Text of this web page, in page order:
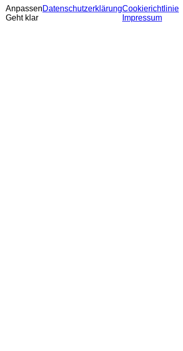
Anpassen
Geht klar
DatenschutzerklärungCookierichtlinie
Impressum